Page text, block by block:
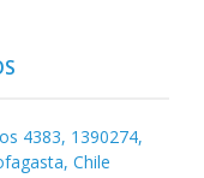
4383, 1390274,
Chile